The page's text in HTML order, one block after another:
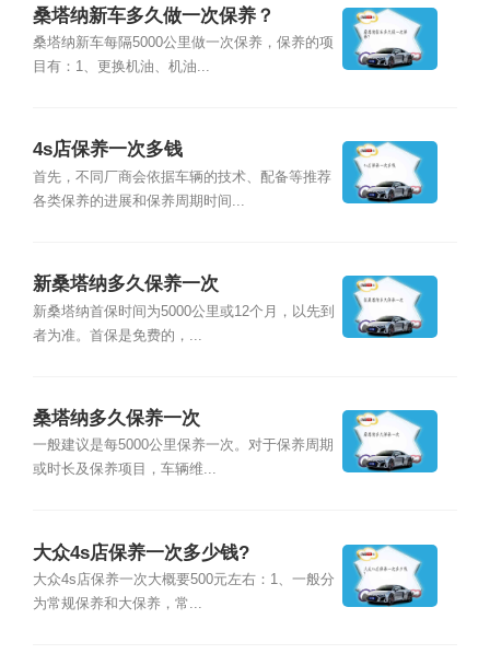
桑塔纳新车多久做一次保养？
桑塔纳新车每隔5000公里做一次保养，保养的项
目有：1、更换机油、机油...
4s店保养一次多钱
首先，不同厂商会依据车辆的技术、配备等推荐
各类保养的进展和保养周期时间...
新桑塔纳多久保养一次
新桑塔纳首保时间为5000公里或12个月，以先到
者为准。首保是免费的，...
桑塔纳多久保养一次
一般建议是每5000公里保养一次。对于保养周期
或时长及保养项目，车辆维...
大众4s店保养一次多少钱?
大众4s店保养一次大概要500元左右：1、一般分
为常规保养和大保养，常...